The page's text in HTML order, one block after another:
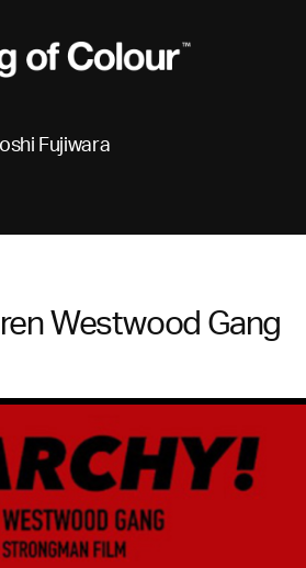
Fujiwara
Westwood Gang